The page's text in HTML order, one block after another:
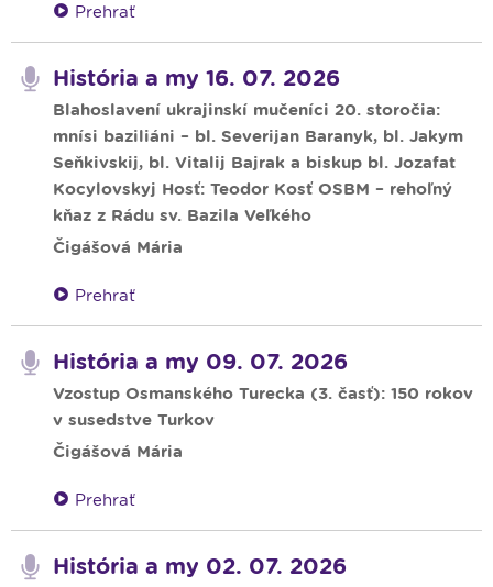
Prehrať
História a my 16. 07. 2026
Blahoslavení ukrajinskí mučeníci 20. storočia:
mnísi baziliáni – bl. Severijan Baranyk, bl. Jakym
Seňkivskij, bl. Vitalij Bajrak a biskup bl. Jozafat
Kocylovskyj Hosť: Teodor Kosť OSBM – rehoľný
kňaz z Rádu sv. Bazila Veľkého
Čigášová Mária
Prehrať
História a my 09. 07. 2026
Vzostup Osmanského Turecka (3. časť): 150 rokov
v susedstve Turkov
Čigášová Mária
Prehrať
História a my 02. 07. 2026